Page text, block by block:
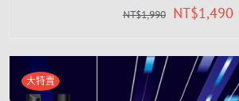
NT$1,990 NT$1,490
大特賣